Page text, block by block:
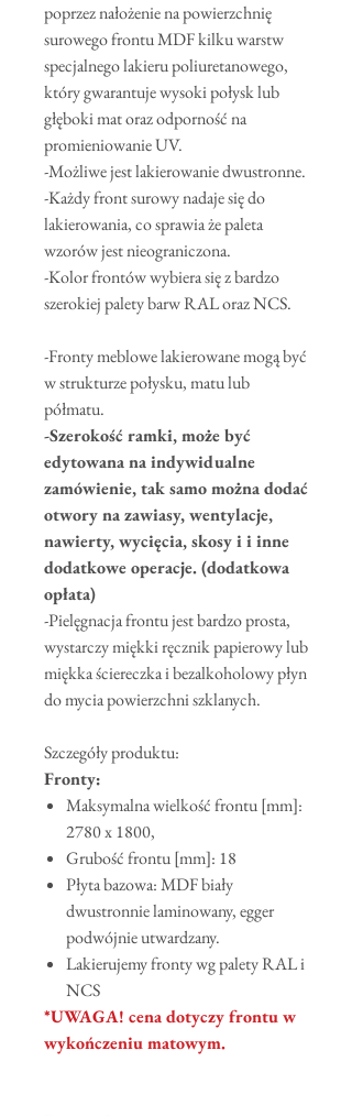
poprzez nałożenie na powierzchnię
surowego frontu MDF kilku warstw
specjalnego lakieru poliuretanowego,
który gwarantuje wysoki połysk lub
głęboki mat oraz odporność na
promieniowanie UV.
-Możliwe jest lakierowanie dwustronne.
-Każdy front surowy nadaje się do
lakierowania, co sprawia że paleta
wzorów jest nieograniczona.
-Kolor frontów wybiera się z bardzo
szerokiej palety barw RAL oraz NCS.
-Fronty meblowe lakierowane mogą być
w strukturze połysku, matu lub
półmatu.
-Szerokość ramki, może być
edytowana na indywidualne
zamówienie, tak samo można dodać
otwory na zawiasy, wentylacje,
nawierty, wycięcia, skosy i i inne
dodatkowe operacje. (dodatkowa
opłata)
-Pielęgnacja frontu jest bardzo prosta,
wystarczy miękki ręcznik papierowy lub
miękka ściereczka i bezalkoholowy płyn
do mycia powierzchni szklanych.
Szczegóły produktu:
Fronty:
Maksymalna wielkość frontu [mm]:
2780 x 1800,
Grubość frontu [mm]: 18
Płyta bazowa: MDF biały
dwustronnie laminowany, egger
podwójnie utwardzany.
Lakierujemy fronty wg palety RAL i
NCS
*UWAGA! cena dotyczy frontu w
wykończeniu matowym.